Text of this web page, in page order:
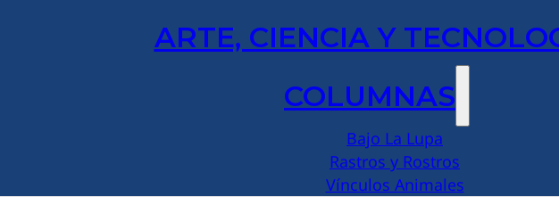
ARTE, CIENCIA Y
COLUMNAS
Bajo La Lupa
Rastros y Rostros
Vínculos Animales